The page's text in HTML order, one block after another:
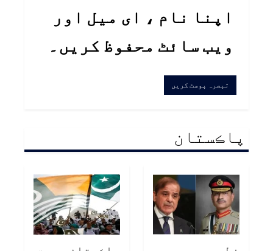
اپنا نام ، ای میل اور
ویب سائٹ محفوظ کریں۔
پاڪستان